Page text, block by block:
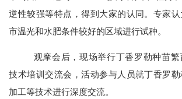
逆性较强等特点，得到大家的认同。专家
市温光和水肥条件较好的区域进行试种。
观摩会后，现场举行丁香罗勒种苗繁
技术培训交流会，活动参与人员就丁香罗
加工等技术进行深度交流。